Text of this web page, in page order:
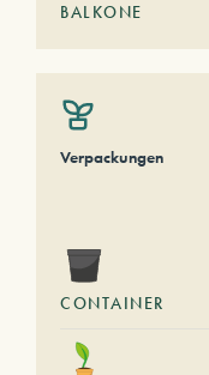
BALKONE
Verpackungen
CONTAINER